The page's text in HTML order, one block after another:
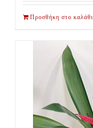
Προσθήκη στο καλάθι